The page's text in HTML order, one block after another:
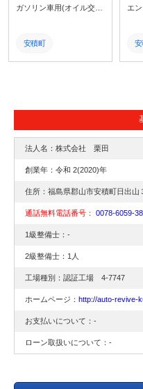
きました!交換目安はオイ
は一年毎です。
安積町
マツダ
エンジンオイル交換
オイル交換
交換
交
圧
し
る
エ
安
イ
イ
整
法人名：株式会社 栗田
創業年：令和 2(2020)年
住所：福島県郡山市安積町日出山
通話無料電話番号： 0078-6059-
1級整備士：-
2級整備士：1人
工場種別：認証工場 4-7747
ホームページ： http://auto-revive-
お支払いについて：-
ローン取扱いについて：-